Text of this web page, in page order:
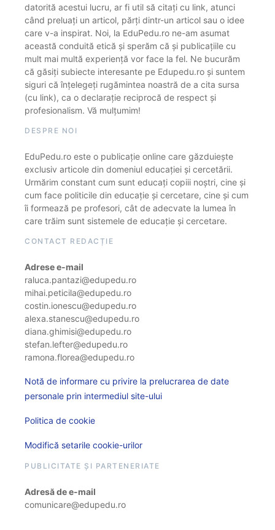
datorită acestui lucru, ar fi util să citați cu link, atunci
când preluați un articol, părți dintr-un articol sau o idee
care v-a inspirat. Noi, la EduPedu.ro ne-am asumat
această conduită etică și sperăm că și publicațiile cu
mult mai multă experiență vor face la fel. Ne bucurăm
că găsiți subiecte interesante pe Edupedu.ro și suntem
siguri că înțelegeți rugămintea noastră de a cita sursa
(cu link), ca o declarație reciprocă de respect și
profesionalism. Vă mulțumim!
DESPRE NOI
EduPedu.ro este o publicație online care găzduiește
exclusiv articole din domeniul educației și cercetării.
Urmărim constant cum sunt educați copiii noștri, cine și
cum face politicile din educație și cercetare, cine și cum
îi formează pe profesori, cât de adecvate la lumea în
care trăim sunt sistemele de educație și cercetare.
CONTACT REDACȚIE
Adrese e-mail
raluca.pantazi@edupedu.ro
mihai.peticila@edupedu.ro
costin.ionescu@edupedu.ro
alexa.stanescu@edupedu.ro
diana.ghimisi@edupedu.ro
stefan.lefter@edupedu.ro
ramona.florea@edupedu.ro
Notă de informare cu privire la prelucrarea de date
personale prin intermediul site-ului
Politica de cookie
Modifică setarile cookie-urilor
PUBLICITATE ȘI PARTENERIATE
Adresă de e-mail
comunicare@edupedu.ro